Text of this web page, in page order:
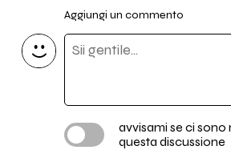
Aggiungi un commento
avvisami se ci sono
questa discussione